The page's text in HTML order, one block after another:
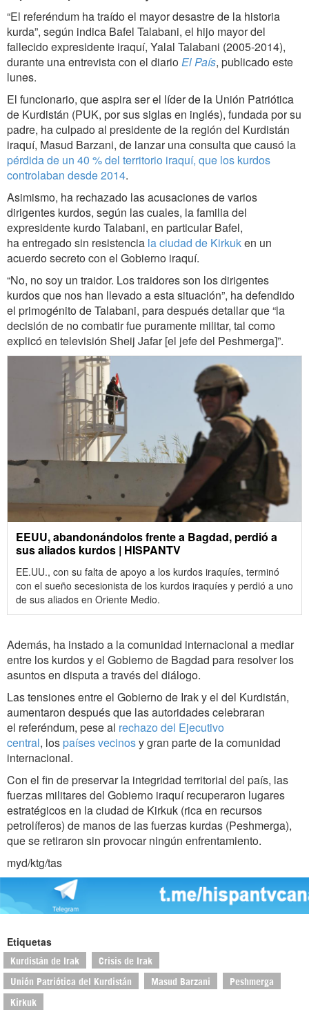
“El referéndum ha traído el mayor desastre de la historia
kurda”, según indica Bafel Talabani, el hijo mayor del
fallecido expresidente iraquí, Yalal Talabani (2005-2014),
durante una entrevista con el diarioEl País, publicado este
lunes.
El funcionario, que aspira ser el líder de la Unión Patriótica
de Kurdistán (PUK, por sus siglas en inglés), fundada por su
padre, ha culpado al presidente de la región del Kurdistán
iraquí, Masud Barzani, de lanzar una consulta que causó la
pérdida de un 40 % del territorio iraquí, que los kurdos
controlaban desde 2014.
Asimismo, ha rechazado las acusaciones de varios
dirigentes kurdos, según las cuales, la familia del
expresidente kurdo Talabani, en particular Bafel,
ha entregado sin resistencia la ciudad de Kirkuken un
acuerdo secreto con el Gobierno iraquí.
“No, no soy un traidor. Los traidores son los dirigentes
kurdos que nos han llevado a esta situación”, ha defendido
el primogénito de Talabani, para después detallar que “la
decisión de no combatir fue puramente militar, tal como
explicó en televisión Sheij Jafar [el jefe del Peshmerga]”.
EEUU, abandonándolos frente a Bagdad, perdió a
sus aliados kurdos | HISPANTV
EE.UU., con su falta de apoyo a los kurdos iraquíes, terminó
con el sueño secesionista de los kurdos iraquíes y perdió a uno
de sus aliados en Oriente Medio.
Además, ha instado a la comunidad internacional a mediar
entre los kurdos y el Gobierno de Bagdad para resolver los
asuntos en disputa a través del diálogo.
Las tensiones entre el Gobierno de Irak y el del Kurdistán,
aumentaron después que las autoridades celebraran
el referéndum, pese al rechazo del Ejecutivo
central, los países vecinosy gran parte de la comunidad
internacional.
Con el fin de preservar la integridad territorial del país, las
fuerzas militares del Gobierno iraquí recuperaron lugares
estratégicos en la ciudad de Kirkuk (rica en recursos
petrolíferos) de manos de las fuerzas kurdas (Peshmerga),
que se retiraron sin provocar ningún enfrentamiento.
myd/ktg/tas
Etiquetas
Kurdistán de Irak Crisis de Irak
Unión Patriótica del Kurdistán Masud Barzani Peshmerga
Kirkuk